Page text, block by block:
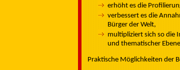
erhöht es die
verbessert es die
Bürger der Welt,
multipliziert sich so die
und thematischer
Praktische Möglichkeiten der